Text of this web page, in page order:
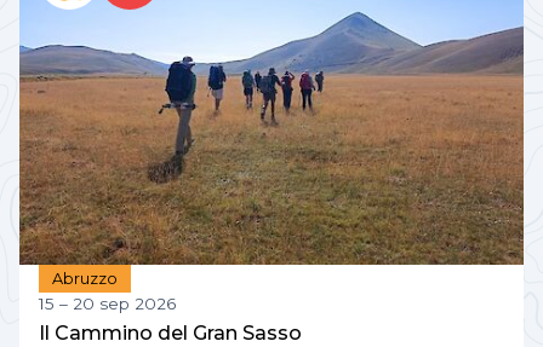
Abruzzo
15 – 20 sep 2026
Il Cammino del Gran Sasso